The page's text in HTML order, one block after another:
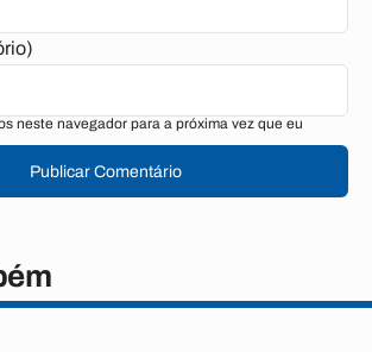
neste navegador para a próxima vez que eu
Publicar Comentário